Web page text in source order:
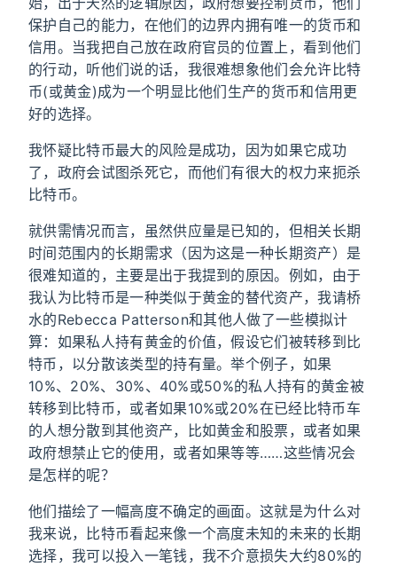
保护自己的能力，在他们的边界内拥有唯一的货币和
信用。当我把自己放在政府官员的位置上，看到他们
的行动，听他们说的话，我很难想象他们会允许比特
币(或黄金)成为一个明显比他们生产的货币和信用更
好的选择。
我怀疑比特币最大的风险是成功，因为如果它成功
了，政府会试图杀死它，而他们有很大的权力来扼杀
比特币。
就供需情况而言，虽然供应量是已知的，但相关长期
时间范围内的长期需求（因为这是一种长期资产）是
很难知道的，主要是出于我提到的原因。例如，由于
我认为比特币是一种类似于黄金的替代资产，我请桥
水的Rebecca Patterson和其他人做了一些模拟计
算：如果私人持有黄金的价值，假设它们被转移到比
特币，以分散该类型的持有量。举个例子，如果
10%、20%、30%、40%或50%的私人持有的黄金被
转移到比特币，或者如果10%或20%在已经比特币车
的人想分散到其他资产，比如黄金和股票，或者如果
政府想禁止它的使用，或者如果等等……这些情况会
是怎样的呢？
他们描绘了一幅高度不确定的画面。这就是为什么对
我来说，比特币看起来像一个高度未知的未来的长期
选择，我可以投入一笔钱，我不介意损失大约80%的